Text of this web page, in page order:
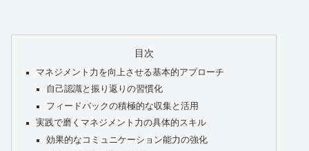
目次
マネジメント力を向上させる基本的アプローチ
自己認識と振り返りの習慣化
フィードバックの積極的な収集と活用
実践で磨くマネジメント力の具体的スキル
効果的なコミュニケーション能力の強化